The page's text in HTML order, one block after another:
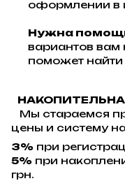
оформлении в
Нужна
вариантов
поможет
Мы стараемся
цены и систему
3% при
5% при
грн.